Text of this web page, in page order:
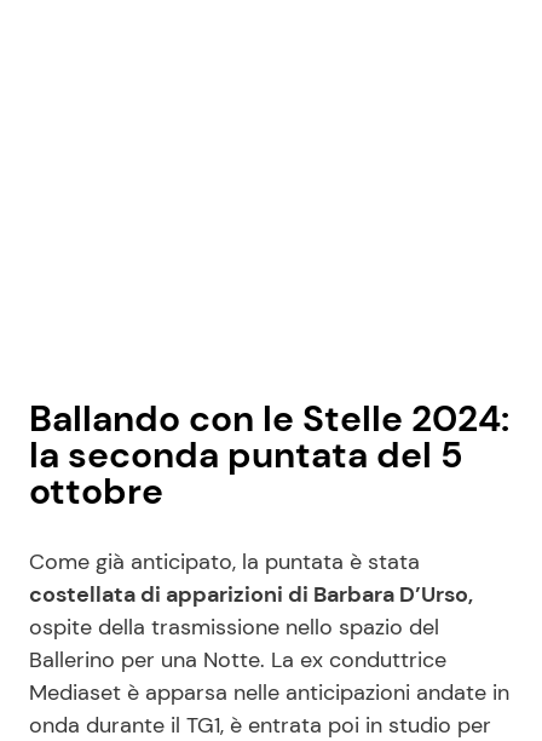
Ballando con le Stelle 2024:
la seconda puntata del 5
ottobre
Come già anticipato, la puntata è stata
costellata di apparizioni di Barbara D’Urso,
ospite della trasmissione nello spazio del
Ballerino per una Notte. La ex conduttrice
Mediaset è apparsa nelle anticipazioni andate in
onda durante il TG1, è entrata poi in studio per